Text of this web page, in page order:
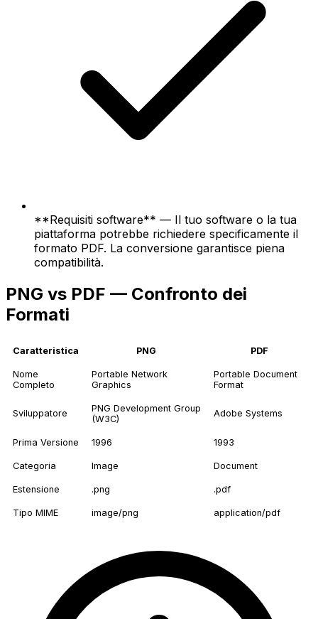
**Requisiti software** — Il tuo software o la tua
piattaforma potrebbe richiedere specificamente il
formato PDF. La conversione garantisce piena
compatibilità.
PNG vs PDF — Confronto dei
Formati
Caratteristica PNG PDF
Nome
Completo
Portable Network
Graphics
Portable Document
Format
Sviluppatore
PNG Development Group
(W3C)
Adobe Systems
Prima Versione 1996 1993
Categoria Image Document
Estensione .png .pdf
Tipo MIME image/png application/pdf